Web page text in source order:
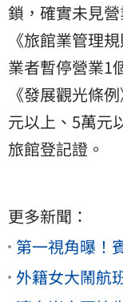
鎖，確實未見
《旅館業管理
業者暫停營業1
《發展觀光條
元以上、5萬元
旅館登記證。
更多新聞：
第一視角曝！
外籍女大鬧航